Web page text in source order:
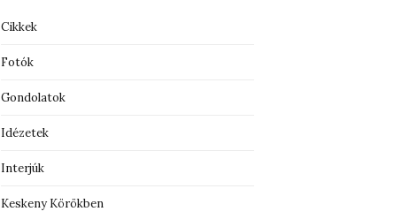
Cikkek
Fotók
Gondolatok
Idézetek
Interjúk
Keskeny Körökben